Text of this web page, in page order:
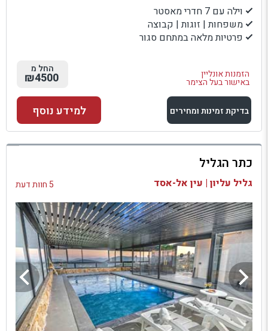
וילה עם 7 חדרי מאסטר
משפחות | זוגות | קבוצה
פרטיות מלאה במתחם סגור
הזמנות אונליין
באישור בעל הצימר
החל מ
₪4500
בדיקת זמינות ומחירים
למתחם זה
בדיקת זמינות ומחירים
למידע נוסף
כתר הגליל
גליל עליון | עין אל-אסד 5 חוות דעת